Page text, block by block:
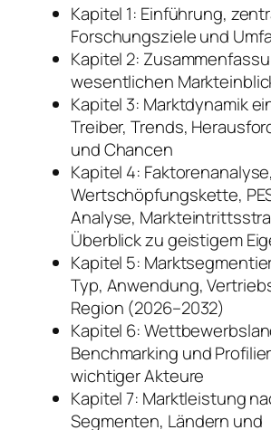
Kapitel 1: Einführung,
Forschungsziele und
Kapitel 2:
wesentlichen
Kapitel 3: Marktdynamik
Treiber, Trends,
und Chancen
Kapitel 4: Faktorenanalyse,
Wertschöpfungskette,
Analyse,
Überblick zu geistigem
Kapitel 5:
Typ, Anwendung,
Region (2026–2032)
Kapitel 6:
Benchmarking und
wichtiger Akteure
Kapitel 7: Marktleistung
Segmenten, Ländern und